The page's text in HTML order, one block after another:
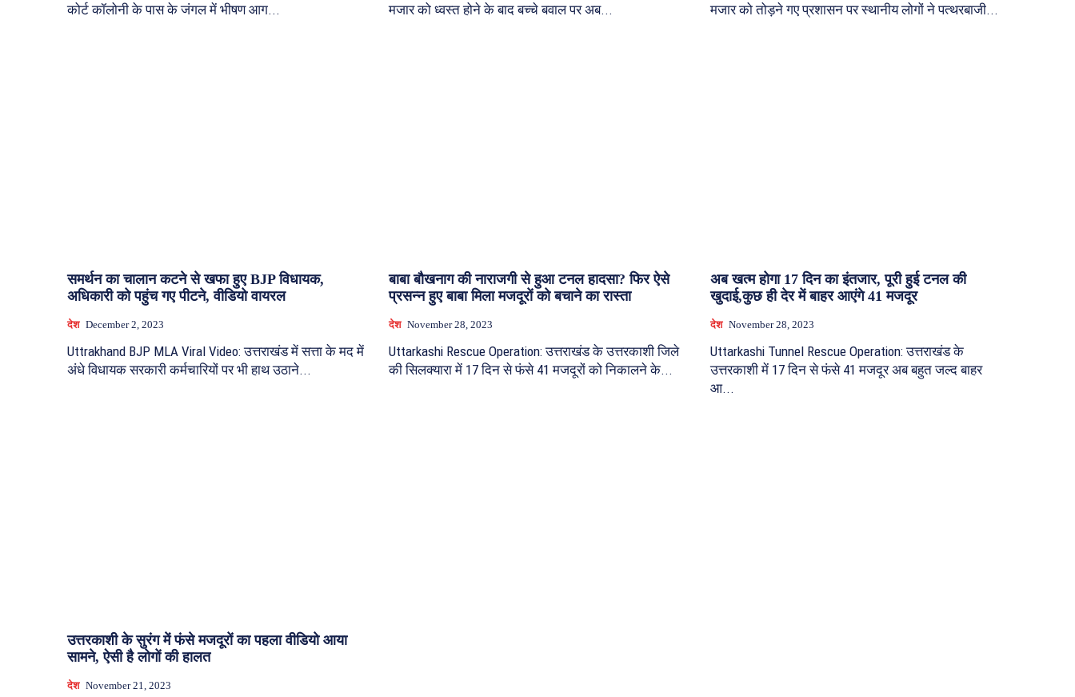
कोर्ट कॉलोनी के पास के जंगल में भीषण आग...
मजार को ध्वस्त होने के बाद बच्चे बवाल पर अब...
मजार को तोड़ने गए प्रशासन पर स्थानीय लोगों ने पत्थरबाजी...
समर्थन का चालान कटने से खफा हुए BJP विधायक,
अधिकारी को पहुंच गए पीटने, वीडियो वायरल
देश December 2, 2023
Uttrakhand BJP MLA Viral Video: उत्तराखंड में सत्ता के मद में
अंधे विधायक सरकारी कर्मचारियों पर भी हाथ उठाने...
बाबा बौखनाग की नाराजगी से हुआ टनल हादसा? फिर ऐसे
प्रसन्न हुए बाबा मिला मजदूरों को बचाने का रास्ता
देश November 28, 2023
Uttarkashi Rescue Operation: उत्तराखंड के उत्तरकाशी जिले
की सिलक्यारा में 17 दिन से फंसे 41 मजदूरों को निकालने के...
अब खत्म होगा 17 दिन का इंतजार, पूरी हुई टनल की
खुदाई,कुछ ही देर में बाहर आएंगे 41 मजदूर
देश November 28, 2023
Uttarkashi Tunnel Rescue Operation: उत्तराखंड के
उत्तरकाशी में 17 दिन से फंसे 41 मजदूर अब बहुत जल्द बाहर
आ...
उत्तरकाशी के सुरंग में फंसे मजदूरों का पहला वीडियो आया
सामने, ऐसी है लोगों की हालत
देश November 21, 2023